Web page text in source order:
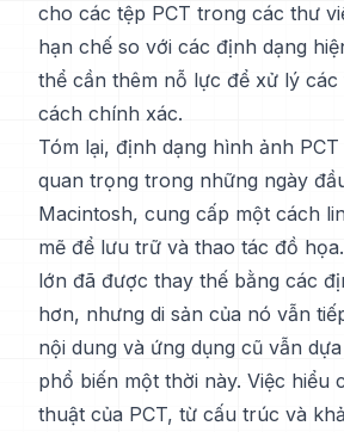
cho các tệp PCT trong các thư
hạn chế so với các định dạng
thể cần thêm nỗ lực để xử lý các
cách chính xác.
Tóm lại, định dạng hình ảnh
quan trọng trong những ngày
Macintosh, cung cấp một cách
mẽ để lưu trữ và thao tác đồ
lớn đã được thay thế bằng các
hơn, nhưng di sản của nó vẫn
nội dung và ứng dụng cũ vẫn
phổ biến một thời này. Việc hiểu
thuật của PCT, từ cấu trúc và